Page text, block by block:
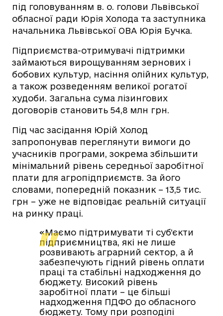
під головуванням в. о. голови Львівської
обласної ради Юрія Холода та заступника
начальника Львівської ОВА Юрія Бучка.
Підприємства-отримувачі підтримки
займаються вирощуванням зернових і
бобових культур, насіння олійних культур,
а також розведенням великої рогатої
худоби. Загальна сума лізингових
договорів становить 54,8 млн грн.
Під час засідання Юрій Холод
запропонував переглянути вимоги до
учасників програми, зокрема збільшити
мінімальний рівень середньої заробітної
плати для агропідприємств. За його
словами, попередній показник – 13,5 тис.
грн – уже не відповідає реальній ситуації
на ринку праці.
«Маємо підтримувати ті суб’єкти
підприємництва, які не лише
розвивають аграрний сектор, а й
забезпечують гідний рівень оплати
праці та стабільні надходження до
бюджету. Високий рівень
заробітної плати – це більші
надходження ПДФО до обласного
бюджету. Тому при розподілі